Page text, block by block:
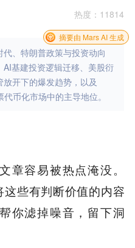
热度 ： 11814
、特朗普政策与投资动向
基建投资逻辑迁移、美股衍
开下的爆发趋势，以及
币化市场中的主导地位。
摘要由 Mars AI 生成
章容易被热点淹没。
这些有判断价值的内容
你滤掉噪音，留下洞